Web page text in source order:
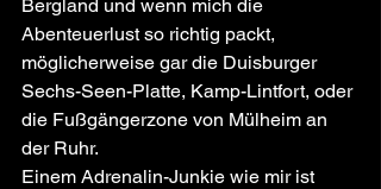
Bergland und wenn mich die
Abenteuerlust so richtig packt,
möglicherweise gar die Duisburger
Sechs-Seen-Platte, Kamp-Lintfort, oder
die Fußgängerzone von Mülheim an
der Ruhr.
Einem Adrenalin-Junkie wie mir ist